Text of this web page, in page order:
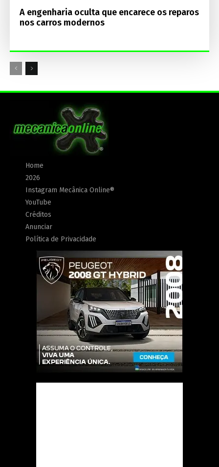
A engenharia oculta que encarece os reparos
nos carros modernos
Home
2026
Instagram Mecânica Online®
YouTube
Créditos
Anunciar
Política de Privacidade